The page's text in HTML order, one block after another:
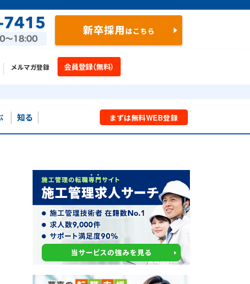
メルマガ登録 会員登録（無料）
知る まずは無料WEB登録